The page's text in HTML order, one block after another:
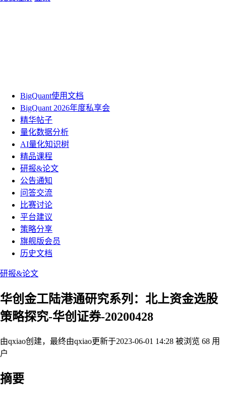
BigQuant使用文档
BigQuant 2026年度私享会
精华帖子
量化数据分析
AI量化知识树
精品课程
研报&论文
公告通知
问答交流
比赛讨论
平台建议
策略分享
旗舰版会员
历史文档
研报&论文
华创金工陆港通研究系列：北上资金选股
策略探究-华创证券-20200428
由qxiao创建，最终由qxiao更新于2023-06-01 14:28 被浏览 68 用
户
摘要